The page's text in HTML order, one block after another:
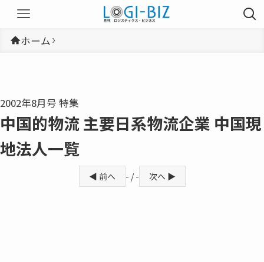
ホーム
2002年8月号 特集
中国的物流 主要日系物流企業 中国現
地法人一覧
◀ 前へ - / - 次へ ▶